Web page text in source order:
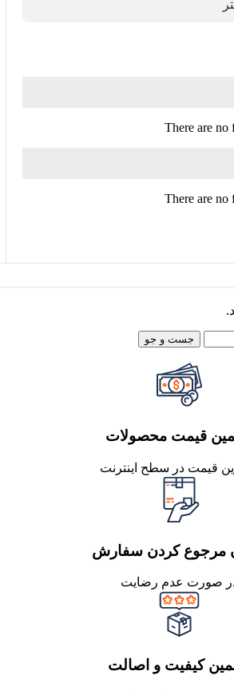
There are no
There are no
جست و جو
قیمت محصولات
قیمت در سطح اینترنت
مرجوع کردن سفارش
صورت عدم رضایت
کیفیت و اصالت